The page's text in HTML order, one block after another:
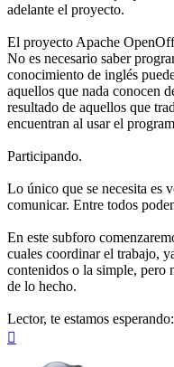
adelante el proyecto.
El proyecto Apache
No es necesario saber
conocimiento de inglés
aquellos que nada conocen
resultado de aquellos que
encuentran al usar el
Participando.
Lo único que se necesita es
comunicar. Entre todos
En este subforo
cuales coordinar el trabajo,
contenidos o la simple, pero
de lo hecho.
Lector, te estamos